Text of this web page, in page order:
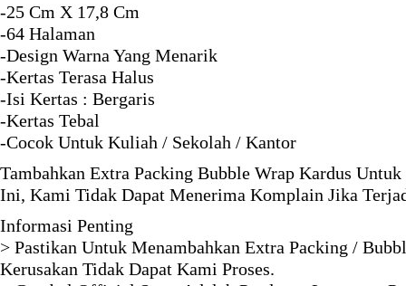
-25 Cm X 17,8 Cm
-64 Halaman
-Design Warna Yang Menarik
-Kertas Terasa Halus
-Isi Kertas : Bergaris
-Kertas Tebal
-Cocok Untuk Kuliah / Sekolah / Kantor
Tambahkan Extra Packing Bubble Wrap Kardus
Ini, Kami Tidak Dapat Menerima Komplain Jika
Informasi Penting
> Pastikan Untuk Menambahkan Extra Packing /
Kerusakan Tidak Dapat Kami Proses.